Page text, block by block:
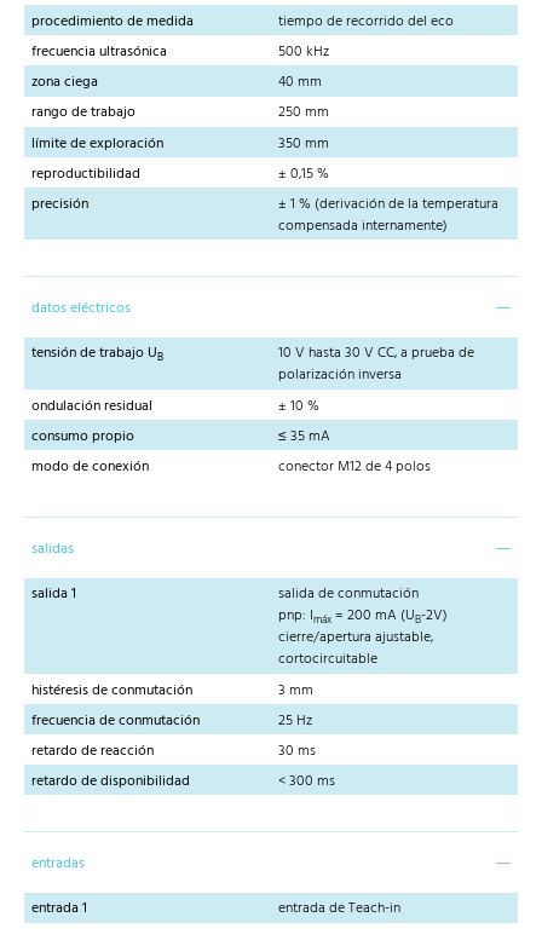
procedimiento de medida
tiempo de recorrido del eco
frecuencia ultrasónica
500 kHz
zona ciega
40 mm
rango de trabajo
250 mm
límite de exploración
350 mm
reproductibilidad
± 0,15 %
precisión
± 1 % (derivación de la temperatura
compensada internamente)
datos eléctricos
tensión de trabajo UB
10 V hasta 30 V CC, a prueba de
polarización inversa
ondulación residual
± 10 %
consumo propio
≤ 35 mA
modo de conexión
conector M12 de 4 polos
salidas
salida 1
salida de conmutación
pnp: Imáx = 200 mA (UB-2V)
cierre/apertura ajustable,
cortocircuitable
histéresis de conmutación
3 mm
frecuencia de conmutación
25 Hz
retardo de reacción
30 ms
retardo de disponibilidad
< 300 ms
entradas
entrada 1
entrada de Teach-in